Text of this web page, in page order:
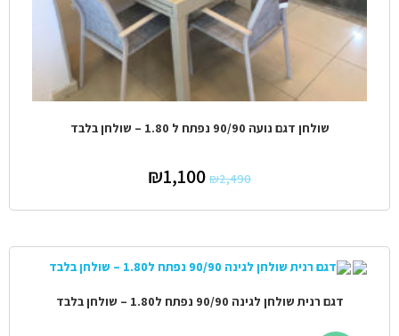
שולחן דגם נועה 90/90 נפתח ל 1.80 – שולחן בלבד
₪2,490
₪1,100
דגם רנית שולחן לגינה 90/90 נפתח ל1.80 – שולחן בלבד